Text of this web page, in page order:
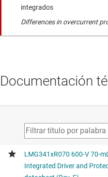
integrados
Differences in overcurrent
Documentación